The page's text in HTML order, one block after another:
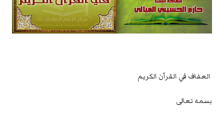
‏ العفاف في القرآن الكريم
بسمه تعالى